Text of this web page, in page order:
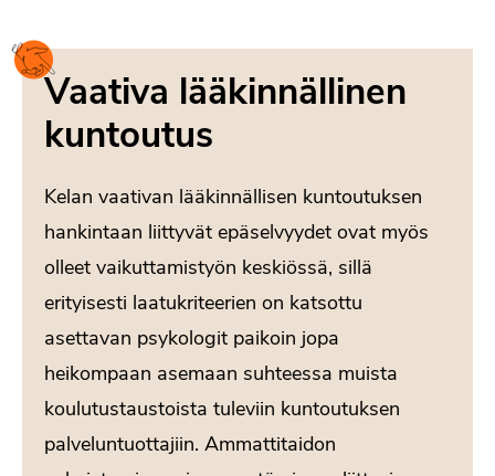
Vaativa lääkinnällinen
kuntoutus
Kelan vaativan lääkinnällisen kuntoutuksen
hankintaan liittyvät epäselvyydet ovat myös
olleet vaikuttamistyön keskiössä, sillä
erityisesti laatukriteerien on katsottu
asettavan psykologit paikoin jopa
heikompaan asemaan suhteessa muista
koulutustaustoista tuleviin kuntoutuksen
palveluntuottajiin. Ammattitaidon